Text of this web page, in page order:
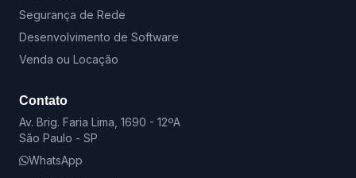
Segurança de Rede
Desenvolvimento de Software
Venda ou Locação
Contato
Av. Brig. Faria Lima, 1690 - 12ºA
São Paulo - SP
WhatsApp